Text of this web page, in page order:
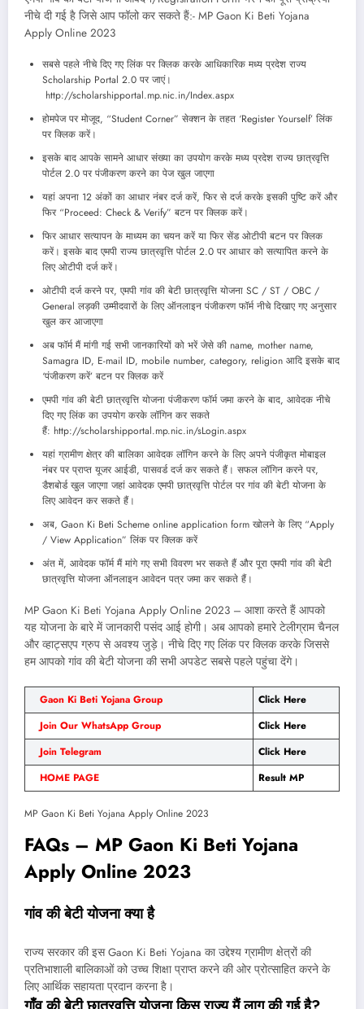
नीचे दी गई है जिसे आप फॉलो कर सकते हैं:- MP Gaon Ki Beti Yojana
Apply Online 2023
सबसे पहले नीचे दिए गए लिंक पर क्लिक करके आधिकारिक मध्य प्रदेश राज्य
Scholarship Portal 2.0 पर जाएं।
http://scholarshipportal.mp.nic.in/Index.aspx
होमपेज पर मोजूद, “Student Corner” सेक्शन के तहत ‘Register Yourself’ लिंक
पर क्लिक करें।
इसके बाद आपके सामने आधार संख्या का उपयोग करके मध्य प्रदेश राज्य छात्रवृत्ति
पोर्टल 2.0 पर पंजीकरण करने का पेज खुल जाएगा
यहां अपना 12 अंकों का आधार नंबर दर्ज करें, फिर से दर्ज करके इसकी पुष्टि करें और
फिर “Proceed: Check & Verify” बटन पर क्लिक करें।
फिर आधार सत्यापन के माध्यम का चयन करें या फिर सेंड ओटीपी बटन पर क्लिक
करें। इसके बाद एमपी राज्य छात्रवृत्ति पोर्टल 2.0 पर आधार को सत्यापित करने के
लिए ओटीपी दर्ज करें।
ओटीपी दर्ज करने पर, एमपी गांव की बेटी छात्रवृत्ति योजना SC / ST / OBC /
General लड़की उम्मीदवारों के लिए ऑनलाइन पंजीकरण फॉर्म नीचे दिखाए गए अनुसार
खुल कर आजाएगा
अब फॉर्म मैं मांगी गई सभी जानकारियों को भरें जेसे की name, mother name,
Samagra ID, E-mail ID, mobile number, category, religion आदि इसके बाद
‘पंजीकरण करें’ बटन पर क्लिक करें
एमपी गांव की बेटी छात्रवृत्ति योजना पंजीकरण फॉर्म जमा करने के बाद, आवेदक नीचे
दिए गए लिंक का उपयोग करके लॉगिन कर सकते
हैं: http://scholarshipportal.mp.nic.in/sLogin.aspx
यहां ग्रामीण क्षेत्र की बालिका आवेदक लॉगिन करने के लिए अपने पंजीकृत मोबाइल
नंबर पर प्राप्त यूजर आईडी, पासवर्ड दर्ज कर सकते हैं। सफल लॉगिन करने पर,
डैशबोर्ड खुल जाएगा जहां आवेदक एमपी छात्रवृत्ति पोर्टल पर गांव की बेटी योजना के
लिए आवेदन कर सकते हैं।
अब, Gaon Ki Beti Scheme online application form खोलने के लिए “Apply
/ View Application” लिंक पर क्लिक करें
अंत में, आवेदक फॉर्म मैं मांगे गए सभी विवरण भर सकते हैं और पूरा एमपी गांव की बेटी
छात्रवृत्ति योजना ऑनलाइन आवेदन पत्र जमा कर सकते हैं।
MP Gaon Ki Beti Yojana Apply Online 2023 – आशा करते हैं आपको
यह योजना के बारे में जानकारी पसंद आई होगी। अब आपको हमारे टेलीग्राम चैनल
और व्हाट्सएप ग्रुप से अवश्य जुड़े। नीचे दिए गए लिंक पर क्लिक करके जिससे
हम आपको गांव की बेटी योजना की सभी अपडेट सबसे पहले पहुंचा देंगे।
Gaon Ki Beti Yojana Group
Click Here
Join Our WhatsApp Group
Click Here
Join Telegram
Click Here
HOME PAGE
Result MP
MP Gaon Ki Beti Yojana Apply Online 2023
FAQs – MP Gaon Ki Beti Yojana
Apply Online 2023
गांव की बेटी योजना क्या है
राज्य सरकार की इस Gaon Ki Beti Yojana का उद्देश्य ग्रामीण क्षेत्रों की
प्रतिभाशाली बालिकाओं को उच्च शिक्षा प्राप्त करने की ओर प्रोत्साहित करने के
लिए आर्थिक सहायता प्रदान करना है।